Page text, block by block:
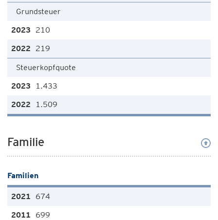
Grundsteuer
210
219
Steuerkopfquote
1.433
1.509
Familie
Familien
674
699